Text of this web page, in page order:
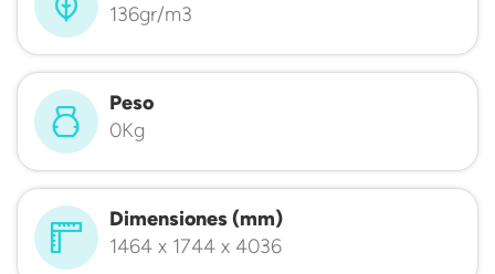
136gr/m3
Peso
0Kg
Dimensiones (mm)
1464 x 1744 x 4036